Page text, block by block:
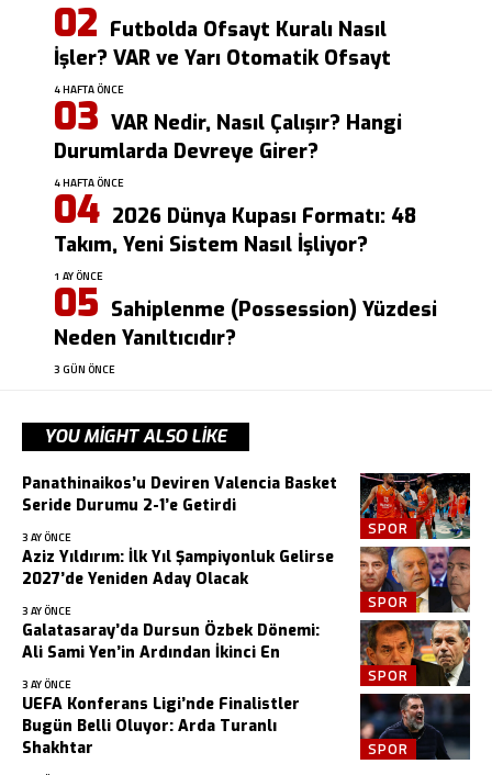
Futbolda Ofsayt Kuralı Nasıl
İşler? VAR ve Yarı Otomatik Ofsayt
4 HAFTA ÖNCE
VAR Nedir, Nasıl Çalışır? Hangi
Durumlarda Devreye Girer?
4 HAFTA ÖNCE
2026 Dünya Kupası Formatı: 48
Takım, Yeni Sistem Nasıl İşliyor?
1 AY ÖNCE
Sahiplenme (Possession) Yüzdesi
Neden Yanıltıcıdır?
3 GÜN ÖNCE
YOU MIGHT ALSO LIKE
SPOR
Panathinaikos’u Deviren Valencia Basket
Seride Durumu 2-1’e Getirdi
3 AY ÖNCE
SPOR
Aziz Yıldırım: İlk Yıl Şampiyonluk Gelirse
2027’de Yeniden Aday Olacak
3 AY ÖNCE
SPOR
Galatasaray’da Dursun Özbek Dönemi:
Ali Sami Yen’in Ardından İkinci En
3 AY ÖNCE
SPOR
UEFA Konferans Ligi’nde Finalistler
Bugün Belli Oluyor: Arda Turanlı
Shakhtar